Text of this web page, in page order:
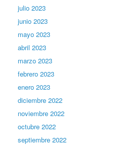
julio 2023
junio 2023
mayo 2023
abril 2023
marzo 2023
febrero 2023
enero 2023
diciembre 2022
noviembre 2022
octubre 2022
septiembre 2022